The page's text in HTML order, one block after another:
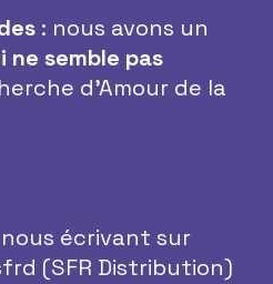
: nous avons un
semble pas
d’Amour de la
écrivant sur
(SFR Distribution)